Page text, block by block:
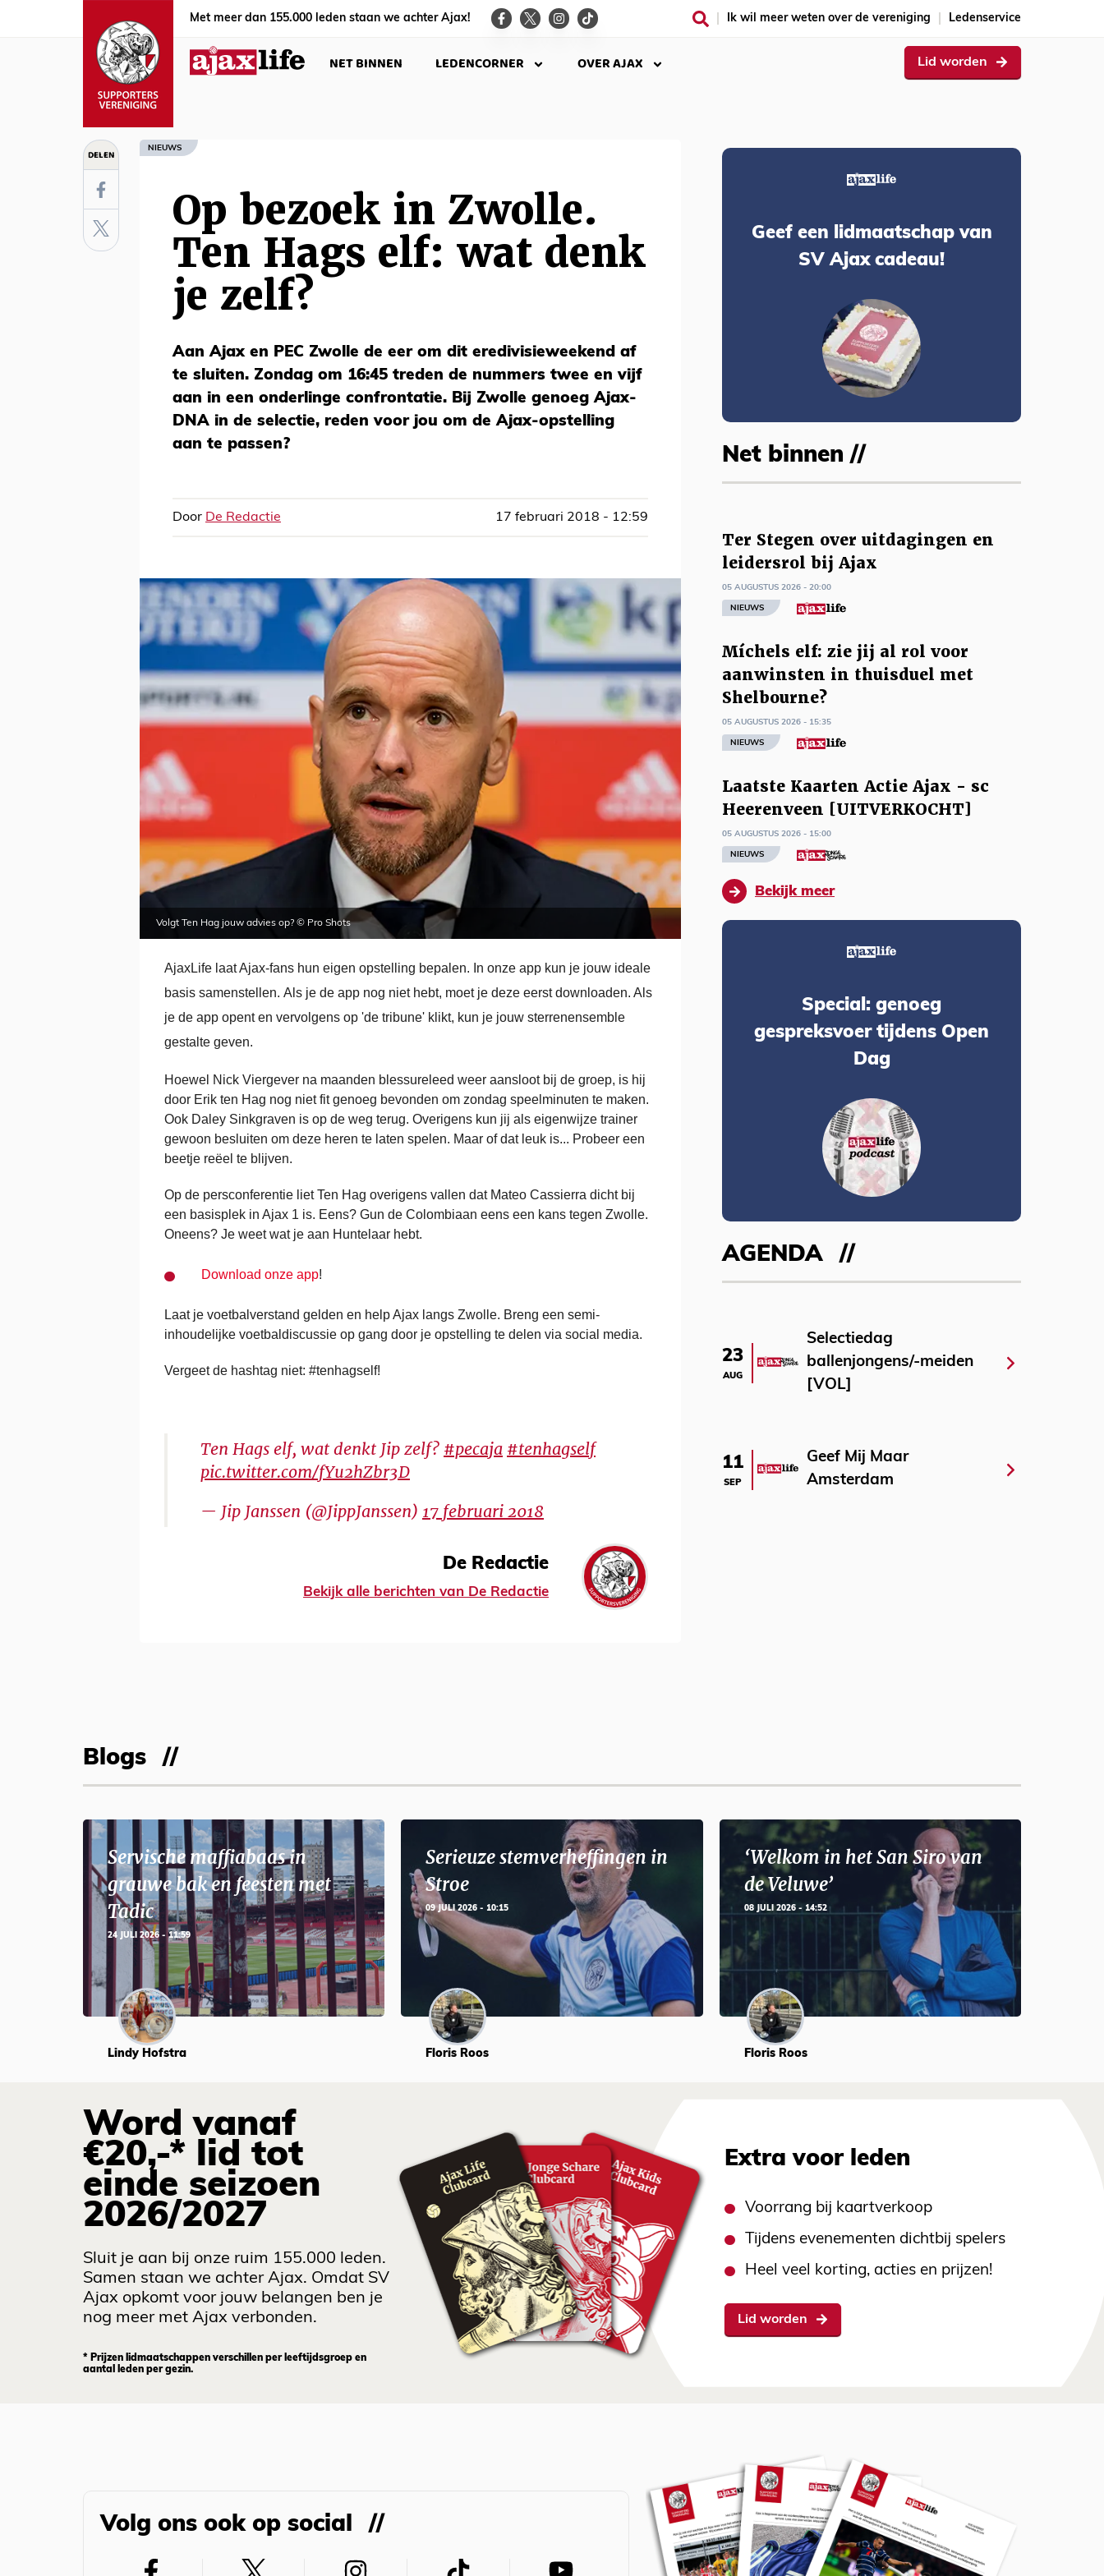
Met meer dan 155.000 leden staan we achter Ajax! Ik wil meer weten over de vereniging Ledenservice
NET BINNEN LEDENCORNER OVER AJAX Lid worden
DELEN NIEUWS
Op bezoek in Zwolle.
Ten Hags elf: wat denk
je zelf?
Aan Ajax en PEC Zwolle de eer om dit eredivisieweekend af
te sluiten. Zondag om 16:45 treden de nummers twee en vijf
aan in een onderlinge confrontatie. Bij Zwolle genoeg Ajax-
DNA in de selectie, reden voor jou om de Ajax-opstelling
aan te passen?
Door De Redactie 17 februari 2018 - 12:59
Volgt Ten Hag jouw advies op? © Pro Shots
AjaxLife laat Ajax-fans hun eigen opstelling bepalen. In onze app kun je jouw ideale
basis samenstellen. Als je de app nog niet hebt, moet je deze eerst downloaden. Als
je de app opent en vervolgens op 'de tribune' klikt, kun je jouw sterrenensemble
gestalte geven.
Hoewel Nick Viergever na maanden blessureleed weer aansloot bij de groep, is hij
door Erik ten Hag nog niet fit genoeg bevonden om zondag speelminuten te maken.
Ook Daley Sinkgraven is op de weg terug. Overigens kun jij als eigenwijze trainer
gewoon besluiten om deze heren te laten spelen. Maar of dat leuk is... Probeer een
beetje reëel te blijven.
Op de persconferentie liet Ten Hag overigens vallen dat Mateo Cassierra dicht bij
een basisplek in Ajax 1 is. Eens? Gun de Colombiaan eens een kans tegen Zwolle.
Oneens? Je weet wat je aan Huntelaar hebt.
Download onze app!
Laat je voetbalverstand gelden en help Ajax langs Zwolle. Breng een semi-
inhoudelijke voetbaldiscussie op gang door je opstelling te delen via social media.
Vergeet de hashtag niet: #tenhagself!
Ten Hags elf, wat denkt Jip zelf? #pecaja #tenhagself
pic.twitter.com/fYu2hZbr3D
— Jip Janssen (@JippJanssen) 17 februari 2018
De Redactie
Bekijk alle berichten van De Redactie
Geef een lidmaatschap van
SV Ajax cadeau!
Net binnen //
Ter Stegen over uitdagingen en
leidersrol bij Ajax
05 AUGUSTUS 2026 - 20:00
NIEUWS
Míchels elf: zie jij al rol voor
aanwinsten in thuisduel met
Shelbourne?
05 AUGUSTUS 2026 - 15:35
NIEUWS
Laatste Kaarten Actie Ajax - sc
Heerenveen [UITVERKOCHT]
05 AUGUSTUS 2026 - 15:00
NIEUWS
Bekijk meer
Special: genoeg
gespreksvoer tijdens Open
Dag
AGENDA
23
AUG
Selectiedag
ballenjongens/-meiden
[VOL]
11
SEP
Geef Mij Maar
Amsterdam
Blogs
Servische maffiabaas in
grauwe bak en feesten met
Tadic
24 JULI 2026 - 11:59
Lindy Hofstra
Serieuze stemverheffingen in
Stroe
09 JULI 2026 - 10:15
Floris Roos
‘Welkom in het San Siro van
de Veluwe’
08 JULI 2026 - 14:52
Floris Roos
Word vanaf
€20,-* lid tot
einde seizoen
2026/2027
Sluit je aan bij onze ruim 155.000 leden.
Samen staan we achter Ajax. Omdat SV
Ajax opkomt voor jouw belangen ben je
nog meer met Ajax verbonden.
* Prijzen lidmaatschappen verschillen per leeftijdsgroep en
aantal leden per gezin.
Extra voor leden
Voorrang bij kaartverkoop
Tijdens evenementen dichtbij spelers
Heel veel korting, acties en prijzen!
Lid worden
Volg ons ook op social